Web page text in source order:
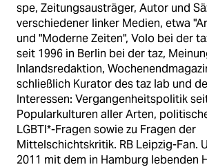
spe, Zeitungsausträger, Autor und
verschiedener linker Medien, etwa
und "Moderne Zeiten", Volo bei der
seit 1996 in Berlin bei der taz,
Inlandsredaktion,
schließlich Kurator des taz lab und
Interessen: Vergangenheitspolitik
Popularkulturen aller Arten,
LGBTI*-Fragen sowie zu Fragen der
Mittelschichtskritik. RB Leipzig-Fan.
2011 mit dem in Hamburg lebenden